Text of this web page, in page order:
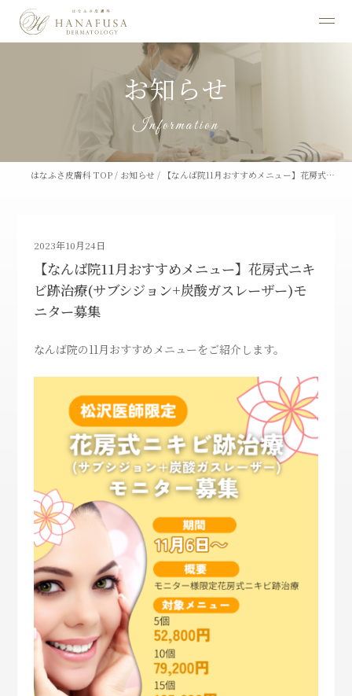
お知らせ
Information
はなふさ皮膚科 TOP / お知らせ / 【なんば院11月おすすめメニュー】花房式…
2023年10月24日
【なんば院11月おすすめメニュー】花房式ニキ
ビ跡治療(サブシジョン+炭酸ガスレーザー)モ
ニター募集
なんば院の11月おすすめメニューをご紹介します。